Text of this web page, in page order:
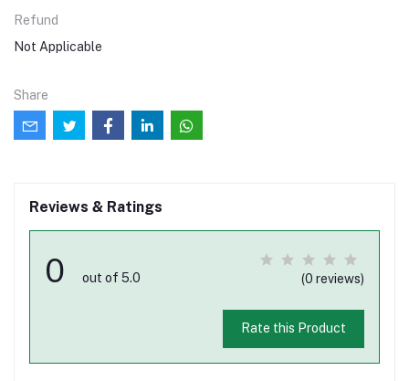
Refund
Not Applicable
Share
Reviews & Ratings
0 out of 5.0 (0 reviews)
Rate this Product